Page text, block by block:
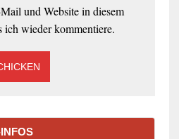
und Website in diesem
ich wieder kommentiere.